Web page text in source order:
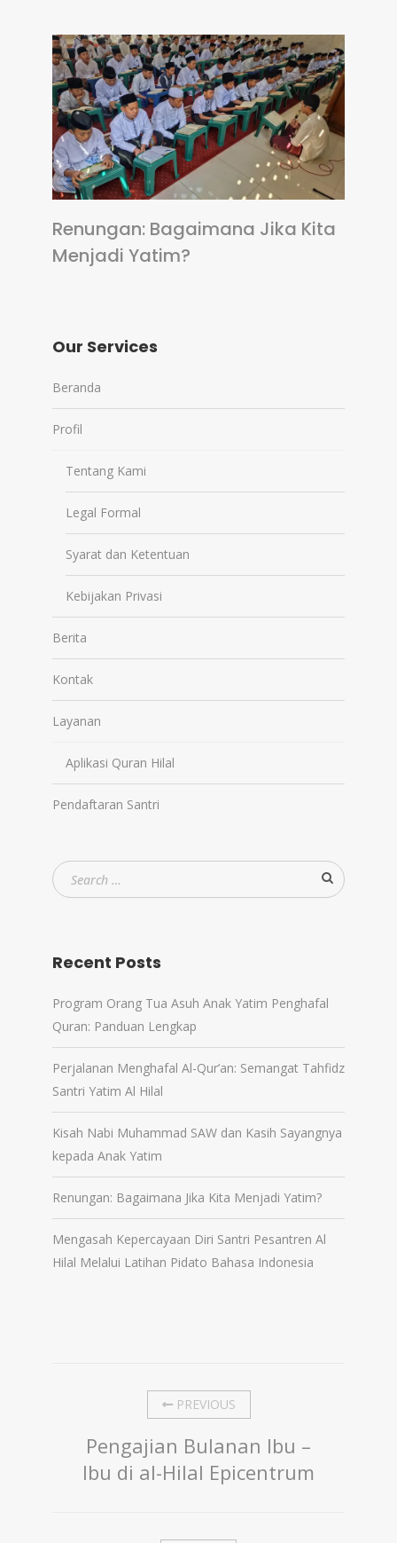
Renungan: Bagaimana Jika Kita
Menjadi Yatim?
Our Services
Beranda
Profil
Tentang Kami
Legal Formal
Syarat dan Ketentuan
Kebijakan Privasi
Berita
Kontak
Layanan
Aplikasi Quran Hilal
Pendaftaran Santri
Recent Posts
Program Orang Tua Asuh Anak Yatim Penghafal
Quran: Panduan Lengkap
Perjalanan Menghafal Al-Qur’an: Semangat Tahfidz
Santri Yatim Al Hilal
Kisah Nabi Muhammad SAW dan Kasih Sayangnya
kepada Anak Yatim
Renungan: Bagaimana Jika Kita Menjadi Yatim?
Mengasah Kepercayaan Diri Santri Pesantren Al
Hilal Melalui Latihan Pidato Bahasa Indonesia
PREVIOUS
Pengajian Bulanan Ibu –
Ibu di al-Hilal Epicentrum